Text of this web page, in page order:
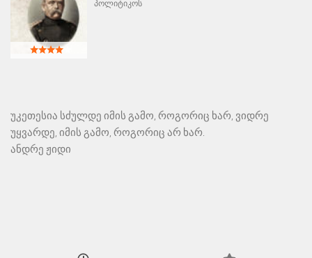
პოლიტიკოს
უკეთესია სძულდე იმის გამო, როგორიც ხარ, ვიდრე
უყვარდე, იმის გამო, როგორიც არ ხარ.
ანდრე ჟიდი